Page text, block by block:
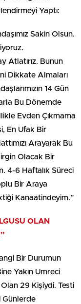
Yaptı:
Sakin Olsun.
Atlatırız. Bunun
Dikkate Almaları
14 Gün
Bu Dönemde
Evden Çıkmama
En Ufak Bir
Arayarak Bu
Olacak Bir
4-6 Haftalık Süreci
Bir Araya
Kanaatindeyim.”
OLAN
Bir Durumun
Yakın Umreci
29 Kişiydi. Testi
Günlerde